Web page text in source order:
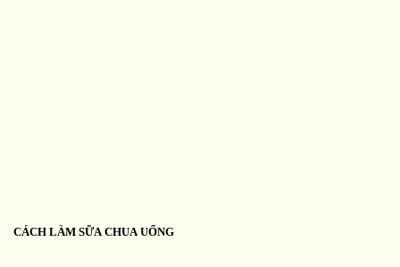
CÁCH LÀM SỮA CHUA UỐNG